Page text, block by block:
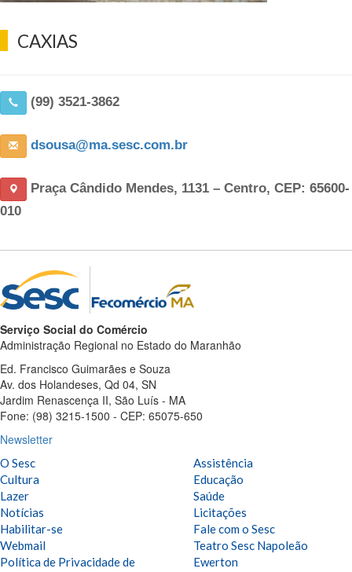
CAXIAS
(99) 3521-3862
dsousa@ma.sesc.com.br
Praça Cândido Mendes, 1131 – Centro, CEP: 65600-
010
Serviço Social do Comércio
Administração Regional no Estado do Maranhão
Ed. Francisco Guimarães e Souza
Av. dos Holandeses, Qd 04, SN
Jardim Renascença II, São Luís - MA
Fone: (98) 3215-1500 - CEP: 65075-650
Newsletter
O Sesc
Assistência
Cultura
Educação
Lazer
Saúde
Notícias
Licitações
Habilitar-se
Fale com o Sesc
Webmail
Teatro Sesc Napoleão
Ewerton
Política de Privacidade de